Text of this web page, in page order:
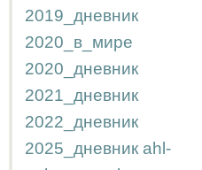
2019_дневник
2020_в_мире
2020_дневник
2021_дневник
2022_дневник
2025_дневник ahl-